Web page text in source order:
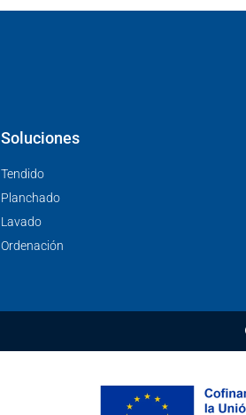
Soluciones
Tendido
Planchado
Lavado
Ordenación